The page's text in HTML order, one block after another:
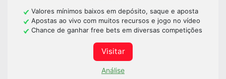
Valores mínimos baixos em depósito, saque e aposta
Apostas ao vivo com muitos recursos e jogo no vídeo
Chance de ganhar free bets em diversas competições
Visitar
Análise